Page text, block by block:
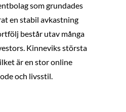
som grundades
en stabil avkastning
består utav många
Kinneviks största
är en stor online
och livsstil.